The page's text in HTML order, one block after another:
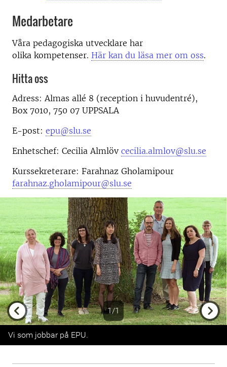
Medarbetare
Våra pedagogiska utvecklare har
olika kompetenser. Här kan du läsa mer om oss.
Hitta oss
Adress: Almas allé 8 (reception i huvudentré),
Box 7010, 750 07 UPPSALA
E-post: epu@slu.se
Enhetschef: Cecilia Almlöv cecilia.almlov@slu.se
Kurssekreterare: Farahnaz Gholamipour
farahnaz.gholamipour@slu.se
1/1
Previous
Vi som jobbar på EPU.